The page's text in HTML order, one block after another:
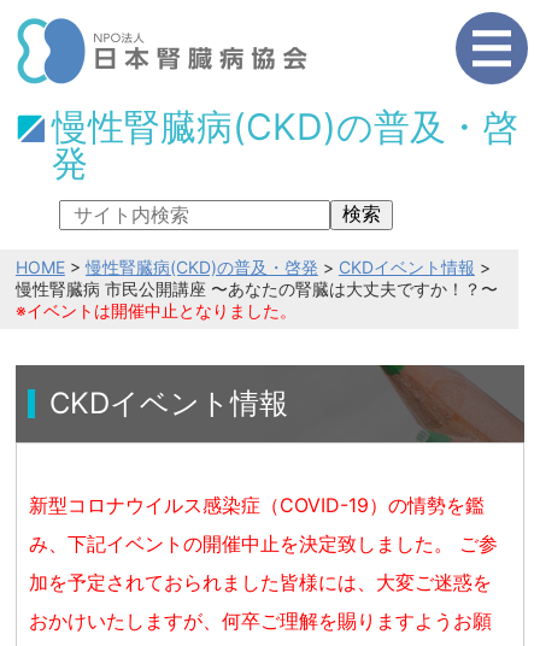
慢性腎臓病(CKD)の普及・啓
発
検索
HOME>慢性腎臓病(CKD)の普及・啓発 > CKDイベント情報 >
慢性腎臓病 市民公開講座 〜あなたの腎臓は大丈夫ですか！？〜
※イベントは開催中止となりました。
CKDイベント情報
新型コロナウイルス感染症（COVID-19）の情勢を鑑
み、下記イベントの開催中止を決定致しました。 ご参
加を予定されておられました皆様には、大変ご迷惑を
おかけいたしますが、何卒ご理解を賜りますようお願